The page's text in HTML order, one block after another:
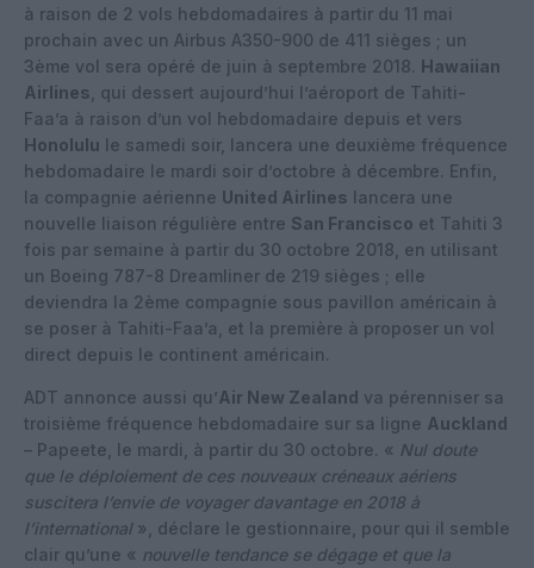
à raison de 2 vols hebdomadaires à partir du 11 mai
prochain avec un Airbus A350-900 de 411 sièges ; un
3ème vol sera opéré de juin à septembre 2018. Hawaiian
Airlines , qui dessert aujourd’hui l’aéroport de Tahiti-
Faa’a à raison d’un vol hebdomadaire depuis et vers
Honolulu le samedi soir, lancera une deuxième fréquence
hebdomadaire le mardi soir d’octobre à décembre. Enfin,
la compagnie aérienne United Airlines lancera une
nouvelle liaison régulière entre San Francisco et Tahiti 3
fois par semaine à partir du 30 octobre 2018, en utilisant
un Boeing 787-8 Dreamliner de 219 sièges ; elle
deviendra la 2ème compagnie sous pavillon américain à
se poser à Tahiti-Faa’a, et la première à proposer un vol
direct depuis le continent américain.
ADT annonce aussi qu’Air New Zealand va pérenniser sa
troisième fréquence hebdomadaire sur sa ligne Auckland
– Papeete, le mardi, à partir du 30 octobre. « Nul doute
que le déploiement de ces nouveaux créneaux aériens
suscitera l’envie de voyager davantage en 2018 à
l’international », déclare le gestionnaire, pour qui il semble
clair qu’une « nouvelle tendance se dégage et que la